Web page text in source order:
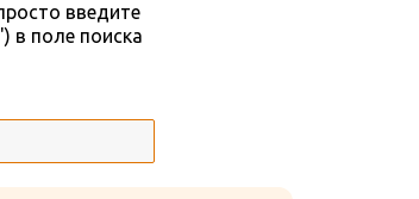
введите
в поле поиска